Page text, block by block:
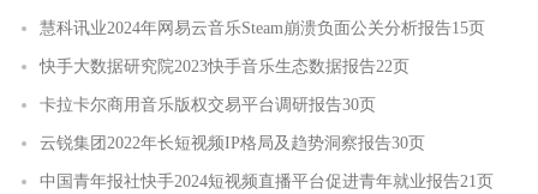
慧科讯业2024年网易云音乐Steam崩溃负面公关分析报告15页
快手大数据研究院2023快手音乐生态数据报告22页
卡拉卡尔商用音乐版权交易平台调研报告30页
云锐集团2022年长短视频IP格局及趋势洞察报告30页
中国青年报社快手2024短视频直播平台促进青年就业报告21页